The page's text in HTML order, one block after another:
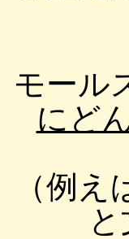
モール
にど
（例